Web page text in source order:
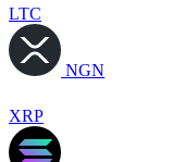
LTC
NGN
XRP